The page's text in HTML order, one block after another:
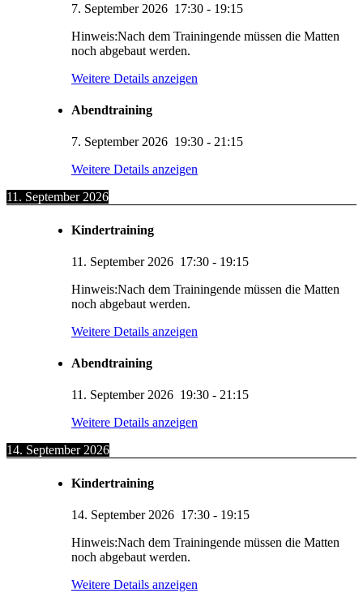
7. September 2026 17:30 - 19:15
Hinweis:Nach dem Trainingende müssen die Matten
noch abgebaut werden.
Weitere Details anzeigen
Abendtraining
7. September 2026 19:30 - 21:15
Weitere Details anzeigen
11. September 2026
Kindertraining
11. September 2026 17:30 - 19:15
Hinweis:Nach dem Trainingende müssen die Matten
noch abgebaut werden.
Weitere Details anzeigen
Abendtraining
11. September 2026 19:30 - 21:15
Weitere Details anzeigen
14. September 2026
Kindertraining
14. September 2026 17:30 - 19:15
Hinweis:Nach dem Trainingende müssen die Matten
noch abgebaut werden.
Weitere Details anzeigen